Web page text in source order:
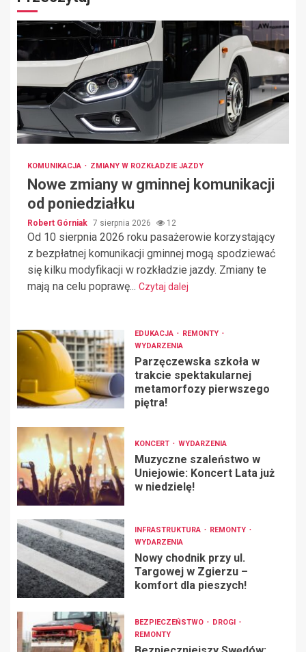
KOMUNIKACJA ZMIANY W ROZKŁADZIE JAZDY
Nowe zmiany w gminnej komunikacji
od poniedziałku
Robert Górniak 7 sierpnia 2026 12
Od 10 sierpnia 2026 roku pasażerowie korzystający
z bezpłatnej komunikacji gminnej mogą spodziewać
się kilku modyfikacji w rozkładzie jazdy. Zmiany te
mają na celu poprawę... Czytaj dalej
EDUKACJA
REMONTY
WYDARZENIA
Parzęczewska szkoła w
trakcie spektakularnej
metamorfozy pierwszego
piętra!
KONCERT WYDARZENIA
Muzyczne szaleństwo w
Uniejowie: Koncert Lata już
w niedzielę!
INFRASTRUKTURA
REMONTY
WYDARZENIA
Nowy chodnik przy ul.
Targowej w Zgierzu –
komfort dla pieszych!
BEZPIECZEŃSTWO
DROGI
REMONTY